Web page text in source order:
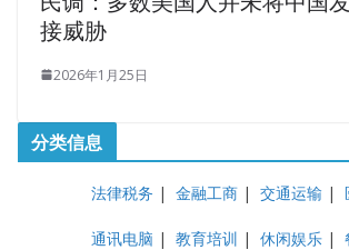
接威胁
2026年1月25日
分类信息
法律税务 | 金融工商 | 交通运输 |
通讯电脑 | 教育培训 | 休闲娱乐 |